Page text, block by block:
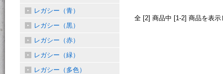
全 [2] 商品中 [1-2] 商品を表示
レガシー（青）
レガシー（黒）
レガシー（赤）
レガシー（緑）
レガシー（多色）